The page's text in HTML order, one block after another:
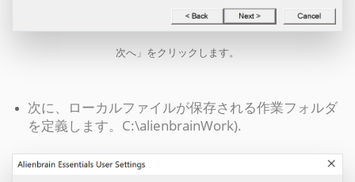
次へ」をクリックします。
次に、ローカルファイルが保存される作業フォルダ
を定義します。 C:\alienbrainWork).